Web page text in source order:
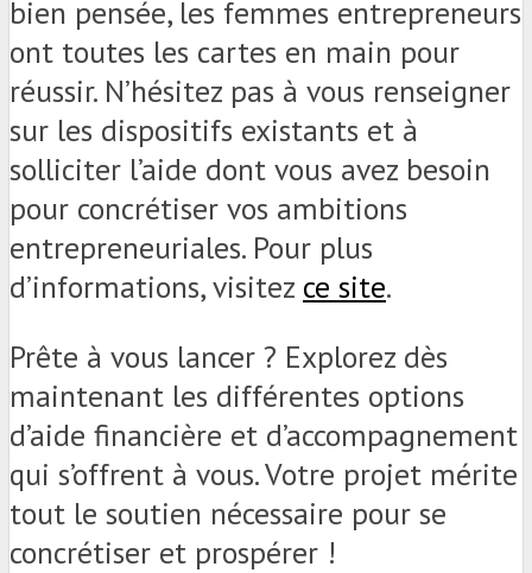
bien pensée, les femmes entrepreneurs
ont toutes les cartes en main pour
réussir. N’hésitez pas à vous renseigner
sur les dispositifs existants et à
solliciter l’aide dont vous avez besoin
pour concrétiser vos ambitions
entrepreneuriales. Pour plus
d’informations, visitez ce site.
Prête à vous lancer ? Explorez dès
maintenant les différentes options
d’aide financière et d’accompagnement
qui s’offrent à vous. Votre projet mérite
tout le soutien nécessaire pour se
concrétiser et prospérer !